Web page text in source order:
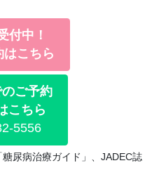
付中！
こちら
ご予約
こちら
5556
糖尿病治療ガイド」、JADEC誌